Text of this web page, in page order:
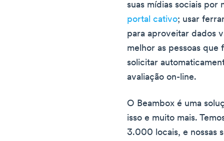
suas mídias sociais
portal cativo; usar
para aproveitar dados
melhor as pessoas que
solicitar
avaliação on-line.
O Beambox é uma
isso e muito mais.
3.000 locais, e nossas